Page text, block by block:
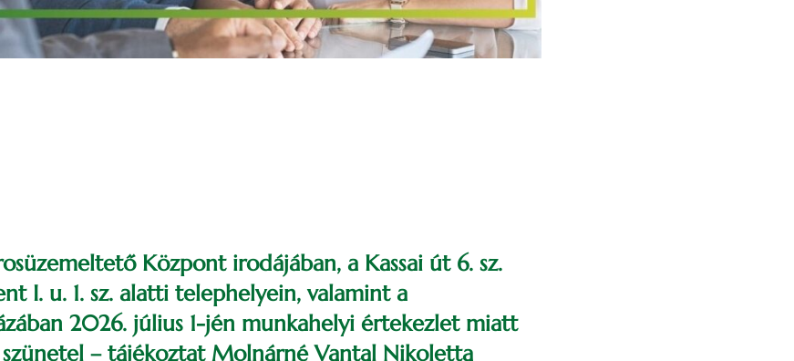
Központ irodájában, a Kassai út 6. sz.
I. u. 1. sz. alatti telephelyein, valamint a
2026. július 1-jén munkahelyi értekezlet miatt
– tájékoztat Molnárné Vantal Nikoletta